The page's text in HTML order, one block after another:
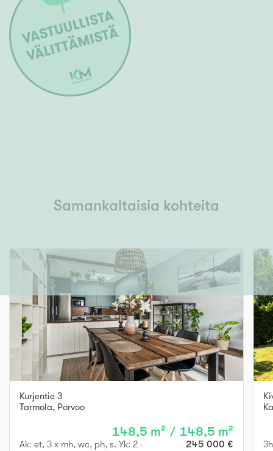
Samankaltaisia kohteita
Kurjentie 3
Tarmola, Porvoo
148,5 m² / 148,5 m²
Ak: et, 3 x mh, wc, ph, s. Yk: 2 x mh, oh, rt, k, kph, parv.
245 000 €